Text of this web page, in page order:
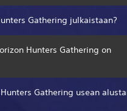
Gathering julkaistaan?
Hunters Gathering on
Gathering usean